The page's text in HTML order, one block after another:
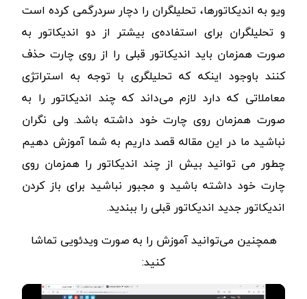
ویو به اندیکاتورها، تحلیلگران را دچار سردرگمی کرده است
و تحلیلگران برای استفاده‌ی بیشتر از دو اندیکاتور به
صورت همزمان باید اندیکاتور قبلی را از روی چارت حذف
کنند باوجود اینکه که تحلیلگری با توجه به استراتژی
معاملاتی که دارد لازم می‌داند که چند اندیکاتور را به
صورت همزمان روی چارت خود داشته باشد. ولی نگران
نباشید ما در این مقاله قصد داریم به شما آموزش دهیم
چطور می توانید بیش از چند اندیکاتور را همزمان روی
چارت خود داشته باشید و مجبور نباشید برای باز کردن
اندیکاتور جدید اندیکاتور قبلی را ببندید.
همچنین می‌توانید آموزش را به صورت ویدئویی تماشا
کنید:
00:00 03:51